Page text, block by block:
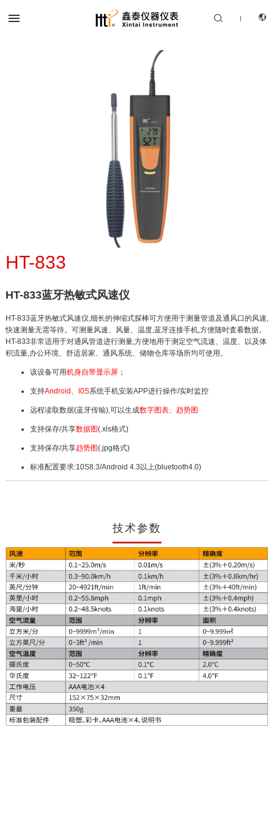
产品中心
解决方案
服务支持
关于我们
联系我们
 | 
HT-833
HT-833蓝牙热敏式风速仪
HT-833蓝牙热敏式风速仪,细长的伸缩式探棒可方便用于测量管道及通风口的风速,
快速测量无需等待。可测量风速、风量、温度,蓝牙连接手机,方便随时査看数据。
HT-833非常适用于对通风管道进行测量,方便地用于测定空气流速、温度、以及体
积流量,办公环境、舒适居家、通风系统、储物仓库等场所均可使用。
该设备可用机身自带显示屏；
支持Android、l0S系统手机安装APP进行操作/实时监控
远程读取数据(蓝牙传输),可以生成数字图表、趋势图
支持保存/共享数据图(.xls格式)
支持保存/共享趋势图(.jpg格式)
标准配置要求:10S8.3/Android 4.3以上(bluetooth4.0)
技术参数